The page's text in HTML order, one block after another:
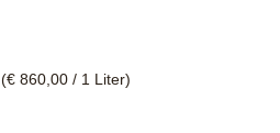
(€ 860,00 / 1 Liter)